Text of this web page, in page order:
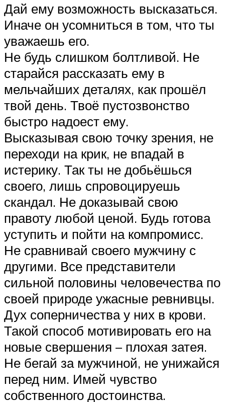
Дай ему возможность высказаться.
Иначе он усомниться в том, что ты
уважаешь его.
Не будь слишком болтливой. Не
старайся рассказать ему в
мельчайших деталях, как прошёл
твой день. Твоё пустозвонство
быстро надоест ему.
Высказывая свою точку зрения, не
переходи на крик, не впадай в
истерику. Так ты не добьёшься
своего, лишь спровоцируешь
скандал. Не доказывай свою
правоту любой ценой. Будь готова
уступить и пойти на компромисс.
Не сравнивай своего мужчину с
другими. Все представители
сильной половины человечества по
своей природе ужасные ревнивцы.
Дух соперничества у них в крови.
Такой способ мотивировать его на
новые свершения – плохая затея.
Не бегай за мужчиной, не унижайся
перед ним. Имей чувство
собственного достоинства.